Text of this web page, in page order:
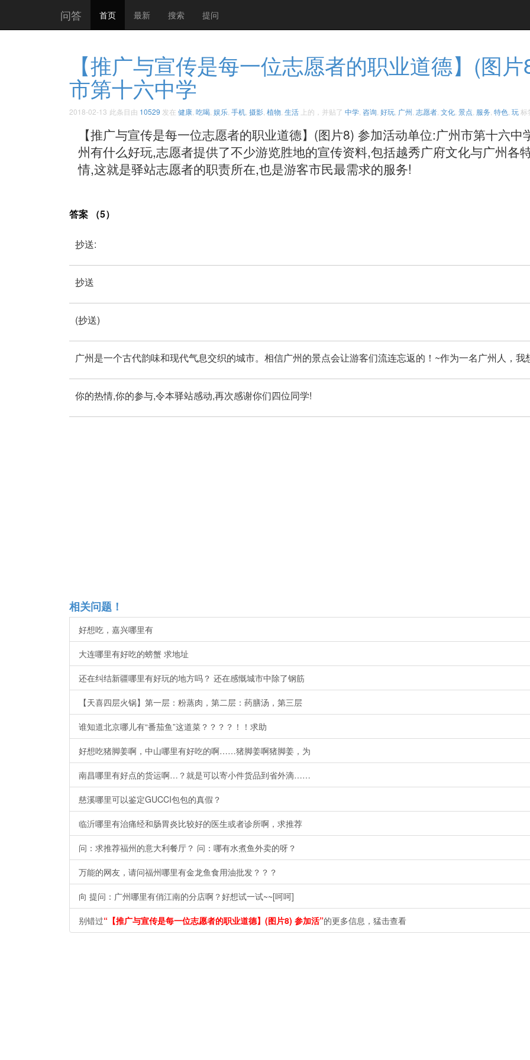
问答 首页 最新 搜索 提问
【推广与宣传是每一位志愿者的职业道德】(图
市第十六中学
2018-02-13 此条目由 10529 发在 健康 吃喝 娱乐 手机 摄影 植物 生活 上的，并贴了 中学 咨询 好玩 广州 志愿者 文化 景点 服务 特色 玩标
【推广与宣传是每一位志愿者的职业道德】(图片8) 参加活动单位:广州市第十六
州有什么好玩,志愿者提供了不少游览胜地的宣传资料,包括越秀广府文化与广州各
情,这就是驿站志愿者的职责所在,也是游客市民最需求的服务! ​​​​
答案 （5）
抄送:
抄送
(抄送)
广州是一个古代韵味和现代气息交织的城市。相信广州的景点会让游客们流连忘返的！~作为一名广州人，我
你的热情,你的参与,令本驿站感动,再次感谢你们四位同学!
相关问题！
好想吃，嘉兴哪里有
大连哪里有好吃的螃蟹 求地址
还在纠结新疆哪里有好玩的地方吗？ 还在感慨城市中除了钢筋
【天喜四层火锅】第一层：粉蒸肉，第二层：药膳汤，第三层
谁知道北京哪儿有“番茄鱼”这道菜？？？？！！求助
好想吃猪脚姜啊，中山哪里有好吃的啊……猪脚姜啊猪脚姜，为
南昌哪里有好点的货运啊…？就是可以寄小件货品到省外滴……
慈溪哪里可以鉴定GUCCI包包的真假？
临沂哪里有治痛经和肠胃炎比较好的医生或者诊所啊，求推荐
问：求推荐福州的意大利餐厅？ 问：哪有水煮鱼外卖的呀？
万能的网友，请问福州哪里有金龙鱼食用油批发？？？
向 提问：广州哪里有俏江南的分店啊？好想试一试~~[呵呵] ​​​​
别错过“【推广与宣传是每一位志愿者的职业道德】(图片8) 参加活”的更多信息，猛击查看